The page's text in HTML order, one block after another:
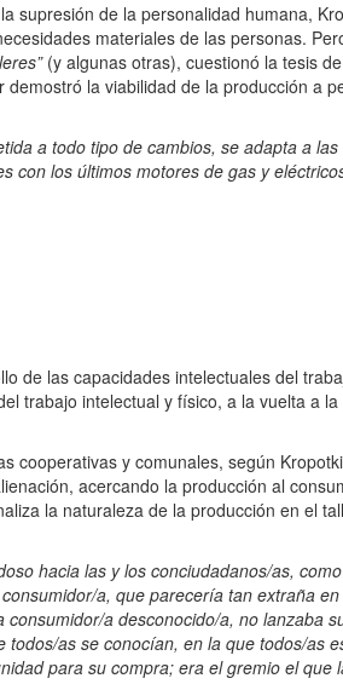
supresión de la personalidad humana,
materiales de las personas.
(y algunas otras), cuestionó la tesis
la viabilidad de la producción a
a todo tipo de cambios, se adapta a
los últimos motores de gas y
las capacidades intelectuales del
trabajo intelectual y físico, a la vuelta a
cooperativas y comunales, según
acercando la producción al
la naturaleza de la producción en el
hacia las y los conciudadanos/as,
a, que parecería tan extraña
a desconocido/a, no lanzaba
as se conocían, en la que todos/as
para su compra; era el gremio el